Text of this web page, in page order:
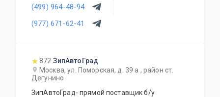
всегда присутствует большой выбор
автозапчастей, который постоянно
обновляется и пополняется.
(499) 964-48-94
(977) 671-62-41
872 ЗипАвтоГрад
Москва, ул. Поморская, д. 39 а , район ст.
Дегунино
ЗипАвтоГрад- прямой поставщик б/у